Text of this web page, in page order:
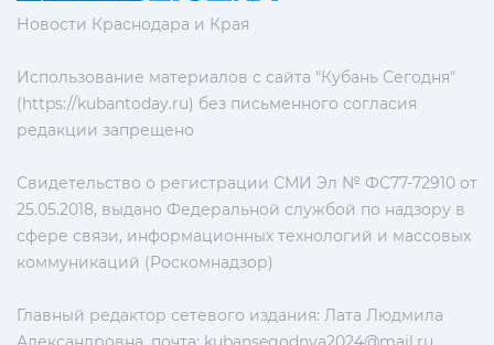
Новости Краснодара и Края
Использование материалов с сайта "Кубань Сегодня"
(https://kubantoday.ru) без письменного согласия
редакции запрещено
Свидетельство о регистрации СМИ Эл № ФС77-72910 от
25.05.2018, выдано Федеральной службой по надзору в
сфере связи, информационных технологий и массовых
коммуникаций (Роскомнадзор)
Главный редактор сетевого издания: Лата Людмила